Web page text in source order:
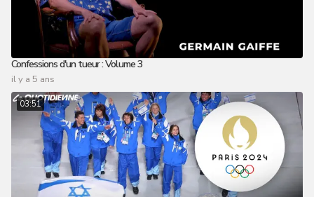
Confessions d'un tueur : Volume 3
il y a 5 ans
03:51